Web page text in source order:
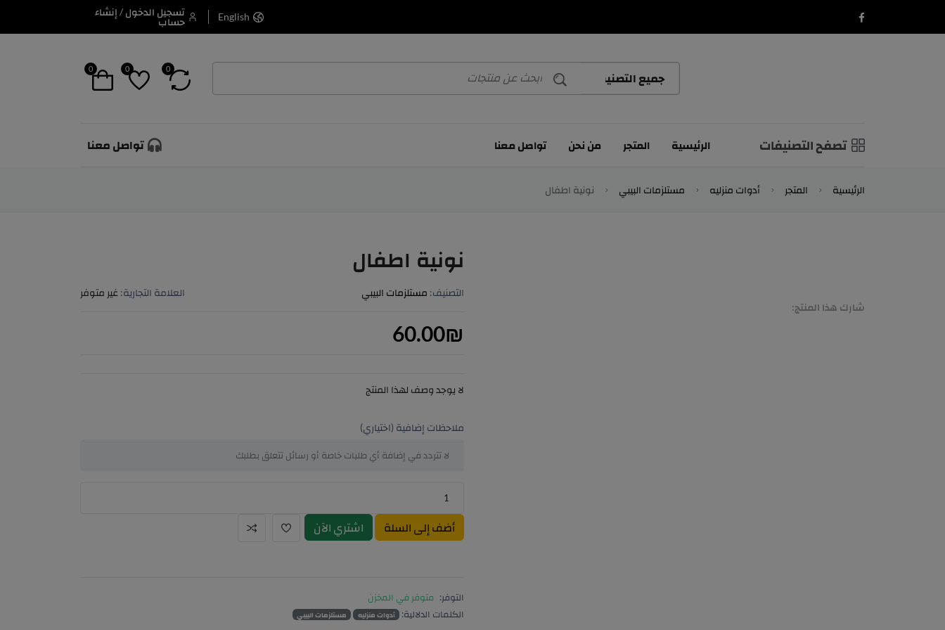
English
تسجيل الدخول / إنشاء
حساب
0
0
0
تصفح التصنيفات الرئيسية المتجر من نحن تواصل معنا تواصل معنا
الرئيسية المتجر أدوات منزليه مستلزمات البيبي نونية اطفال
شارك هذا المنتج:
نونية اطفال
التصنيف: مستلزمات البيبي العلامة التجارية: غير متوفر
60.00₪
لا يوجد وصف لهذا المنتج
ملاحظات إضافية (اختياري)
أضف إلى السلة اشتري الآن
التوفر:
متوفر في المخزن
الكلمات الدلالية:
أدوات منزليه مستلزمات البيبي